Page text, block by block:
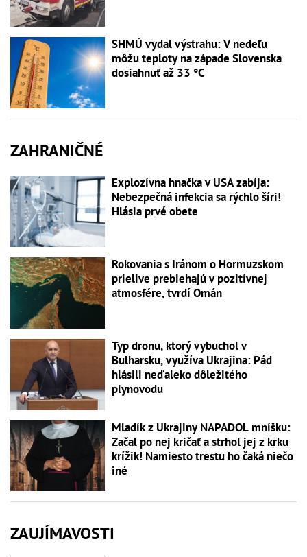
SHMÚ vydal výstrahu: V nedeľu
môžu teploty na západe Slovenska
dosiahnuť až 33 °C
ZAHRANIČNÉ
Explozívna hnačka v USA zabíja:
Nebezpečná infekcia sa rýchlo šíri!
Hlásia prvé obete
Rokovania s Iránom o Hormuzskom
prielive prebiehajú v pozitívnej
atmosfére, tvrdí Omán
Typ dronu, ktorý vybuchol v
Bulharsku, využíva Ukrajina: Pád
hlásili neďaleko dôležitého
plynovodu
Mladík z Ukrajiny NAPADOL mníšku:
Začal po nej kričať a strhol jej z krku
krížik! Namiesto trestu ho čaká niečo
iné
ZAUJÍMAVOSTI